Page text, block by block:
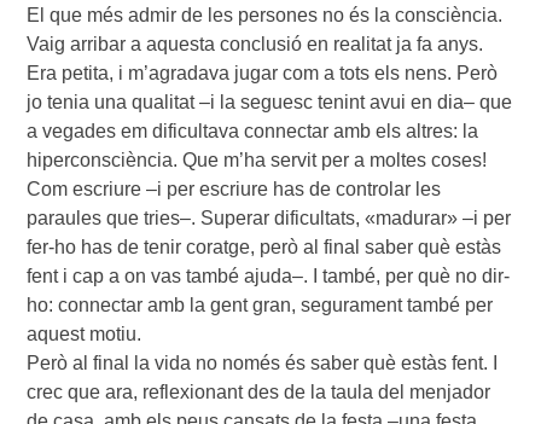
El que més admir de les persones no és la consciència.
Vaig arribar a aquesta conclusió en realitat ja fa anys.
Era petita, i m’agradava jugar com a tots els nens. Però
jo tenia una qualitat –i la seguesc tenint avui en dia– que
a vegades em dificultava connectar amb els altres: la
hiperconsciència. Que m’ha servit per a moltes coses!
Com escriure –i per escriure has de controlar les
paraules que tries–. Superar dificultats, «madurar» –i per
fer-ho has de tenir coratge, però al final saber què estàs
fent i cap a on vas també ajuda–. I també, per què no dir-
ho: connectar amb la gent gran, segurament també per
aquest motiu.
Però al final la vida no només és saber què estàs fent. I
crec que ara, reflexionant des de la taula del menjador